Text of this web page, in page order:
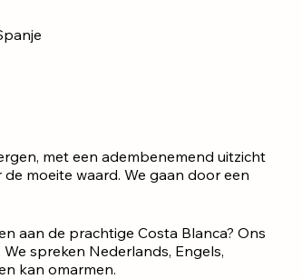
met een adembenemend uitzicht
moeite waard. We gaan door een
aan de prachtige Costa Blanca? Ons
spreken Nederlands, Engels,
kan omarmen.